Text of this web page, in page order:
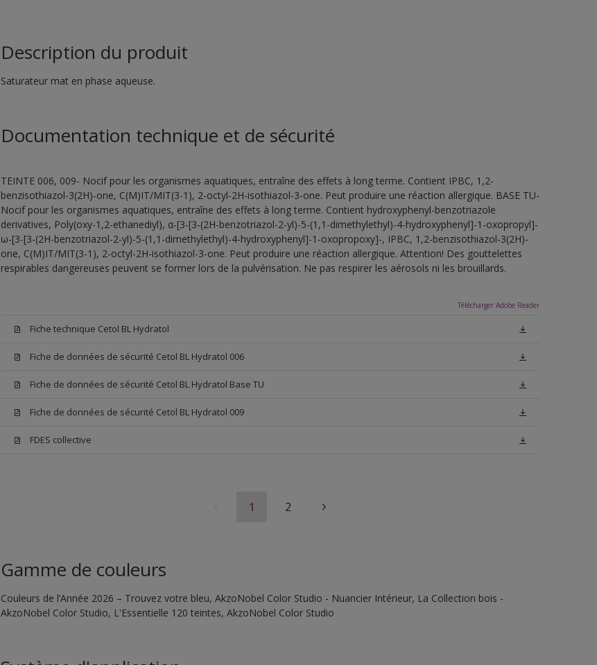
Description du produit
Saturateur mat en phase aqueuse.
Documentation technique et de sécurité
TEINTE 006, 009- Nocif pour les organismes aquatiques, entraîne des effets à long terme. Contient IPBC, 1,2-
benzisothiazol-3(2H)-one, C(M)IT/MIT(3-1), 2-octyl-2H-isothiazol-3-one. Peut produire une réaction allergique. BASE TU-
Nocif pour les organismes aquatiques, entraîne des effets à long terme. Contient hydroxyphenyl-benzotriazole
derivatives, Poly(oxy-1,2-ethanediyl), α-[3-[3-(2H-benzotriazol-2-yl)-5-(1,1-dimethylethyl)-4-hydroxyphenyl]-1-oxopropyl]-
ω-[3-[3-(2H-benzotriazol-2-yl)-5-(1,1-dimethylethyl)-4-hydroxyphenyl]-1-oxopropoxy]-, IPBC, 1,2-benzisothiazol-3(2H)-
one, C(M)IT/MIT(3-1), 2-octyl-2H-isothiazol-3-one. Peut produire une réaction allergique. Attention! Des gouttelettes
respirables dangereuses peuvent se former lors de la pulvérisation. Ne pas respirer les aérosols ni les brouillards.
Télécharger Adobe Reader
Fiche technique Cetol BL Hydratol
Fiche de données de sécurité Cetol BL Hydratol 006
Fiche de données de sécurité Cetol BL Hydratol Base TU
Fiche de données de sécurité Cetol BL Hydratol 009
FDES collective
1 2
Gamme de couleurs
Couleurs de l’Année 2026 – Trouvez votre bleu, AkzoNobel Color Studio - Nuancier Intérieur, La Collection bois -
AkzoNobel Color Studio, L'Essentielle 120 teintes, AkzoNobel Color Studio